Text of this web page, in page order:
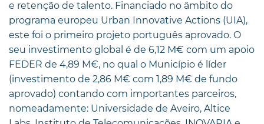
e retenção de talento. Financiado no âmbito do
programa europeu Urban Innovative Actions (UIA),
este foi o primeiro projeto português aprovado. O
seu investimento global é de 6,12 M€ com um apoio
FEDER de 4,89 M€, no qual o Município é líder
(investimento de 2,86 M€ com 1,89 M€ de fundo
aprovado) contando com importantes parceiros,
nomeadamente: Universidade de Aveiro, Altice